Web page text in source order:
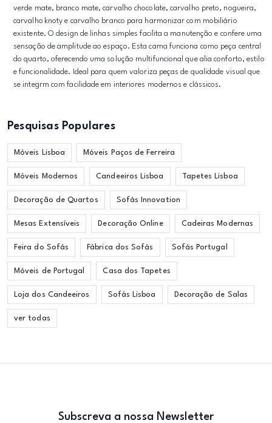
verde mate, branco mate, carvalho chocolate, carvalho preto, nogueira,
carvalho knoty e carvalho branco para harmonizar com mobiliário
existente. O design de linhas simples facilita a manutenção e confere uma
sensação de amplitude ao espaço. Esta cama funciona como peça central
do quarto, oferecendo uma solução multifuncional que alia conforto, estilo
e funcionalidade. Ideal para quem valoriza peças de qualidade visual que
se integrm com facilidade em interiores modernos e clássicos.
Pesquisas Populares
Móveis Lisboa Móveis Paços de Ferreira
Móveis Modernos Candeeiros Lisboa Tapetes Lisboa
Decoração de Quartos Sofás Innovation
Mesas Extensíveis Decoração Online Cadeiras Modernas
Feira do Sofás Fábrica dos Sofás Sofás Portugal
Móveis de Portugal Casa dos Tapetes
Loja dos Candeeiros Sofás Lisboa Decoração de Salas
ver todas
Subscreva a nossa Newsletter